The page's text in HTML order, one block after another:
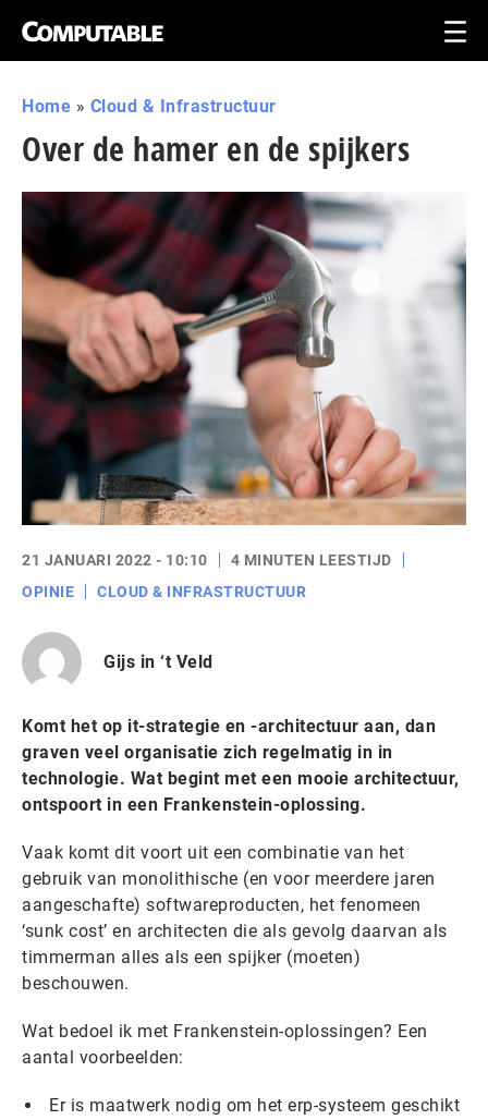
Home » Cloud & Infrastructuur
Over de hamer en de spijkers
21 JANUARI 2022 - 10:10
4 MINUTEN LEESTIJD
OPINIE
CLOUD & INFRASTRUCTUUR
Gijs in ‘t Veld
Komt het op it-strategie en -architectuur aan, dan
graven veel organisatie zich regelmatig in in
technologie. Wat begint met een mooie architectuur,
ontspoort in een Frankenstein-oplossing.
Vaak komt dit voort uit een combinatie van het
gebruik van monolithische (en voor meerdere jaren
aangeschafte) softwareproducten, het fenomeen
‘sunk cost’ en architecten die als gevolg daarvan als
timmerman alles als een spijker (moeten)
beschouwen.
Wat bedoel ik met Frankenstein-oplossingen? Een
aantal voorbeelden:
Er is maatwerk nodig om het erp-systeem geschikt